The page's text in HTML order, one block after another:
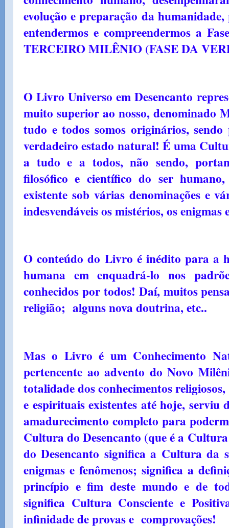
evolução e preparação da
entendermos e compreendermos a
TERCEIRO MILÊNIO (FASE DA
O Livro Universo em Desencanto
muito superior ao nosso, denominado
tudo e todos somos originários,
verdadeiro estado natural! É uma
a tudo e a todos, não sendo,
filosófico e científico do ser
existente sob várias denominações e
indesvendáveis os mistérios, os
O conteúdo do Livro é inédito para a
humana em enquadrá-lo nos
conhecidos por todos! Daí, muitos
religião; alguns nova doutrina, etc..
Mas o Livro é um Conhecimento
pertencente ao advento do Novo
totalidade dos conhecimentos
e espirituais existentes até hoje, serviu
amadurecimento completo para
Cultura do Desencanto (que é a
do Desencanto significa a Cultura da
enigmas e fenômenos; significa a
princípio e fim deste mundo e de
significa Cultura Consciente e
infinidade de provas e comprovações!